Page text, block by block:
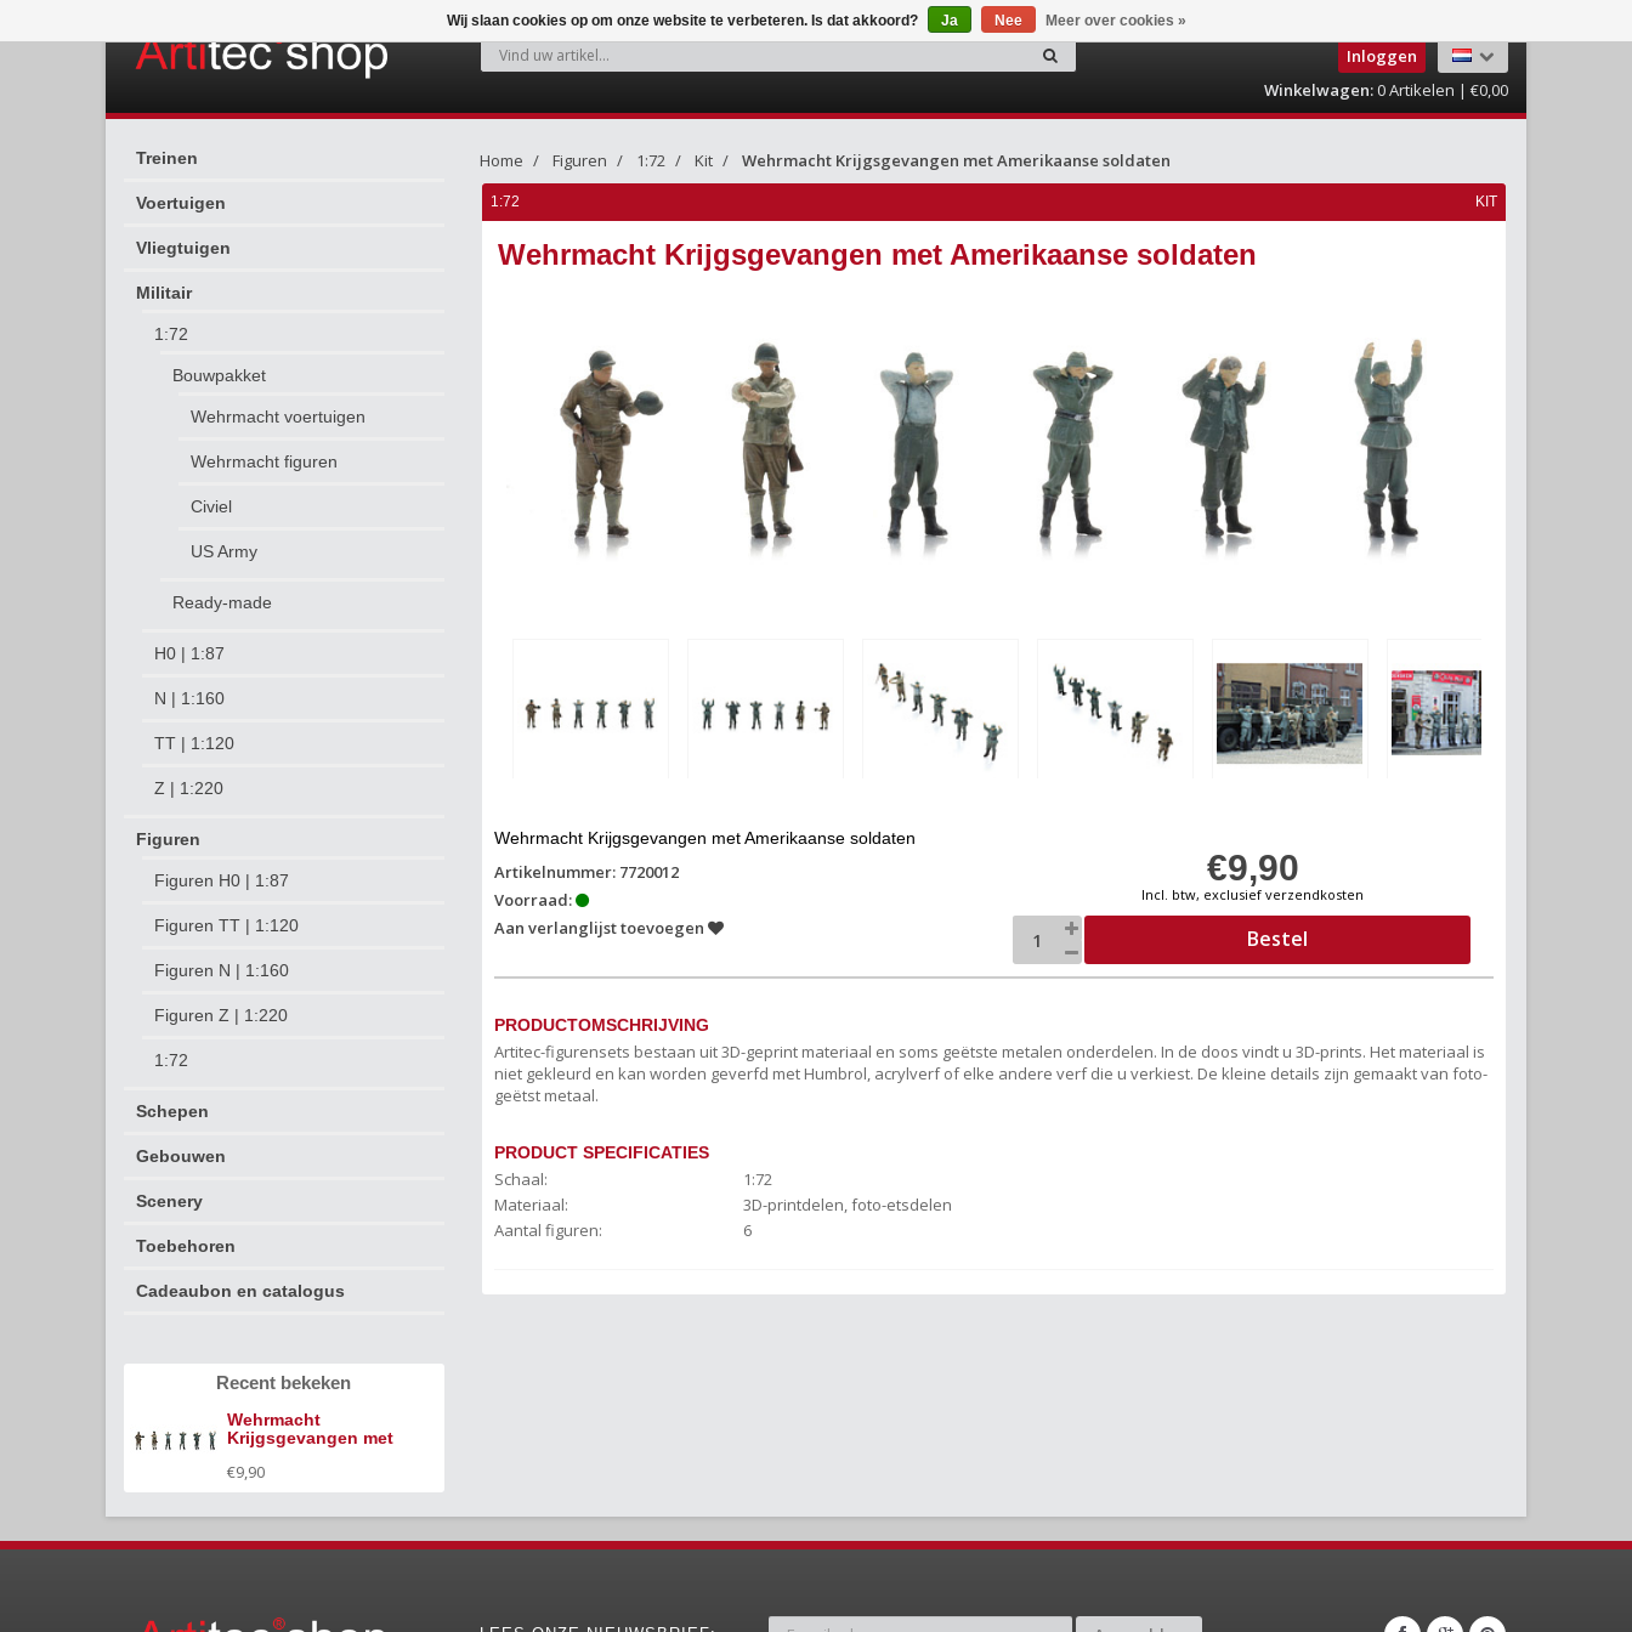
Inloggen
Winkelwagen:0Artikelen | €0,00
Treinen
Voertuigen
Vliegtuigen
Militair
1:72
Bouwpakket
Wehrmacht voertuigen
Wehrmacht figuren
Civiel
US Army
Ready-made
H0 | 1:87
N | 1:160
TT | 1:120
Z | 1:220
Figuren
Figuren H0 | 1:87
Figuren TT | 1:120
Figuren N | 1:160
Figuren Z | 1:220
1:72
Schepen
Gebouwen
Scenery
Toebehoren
Cadeaubon en catalogus
Recent bekeken
Wehrmacht
Krijgsgevangen met
€9,90
Home Figuren 1:72 Kit Wehrmacht Krijgsgevangen met Amerikaanse soldaten
1:72 KIT
Wehrmacht Krijgsgevangen met Amerikaanse soldaten
Wehrmacht Krijgsgevangen met Amerikaanse soldaten
€9,90
Incl. btw, exclusief verzendkosten
Artikelnummer: 7720012
Voorraad:
Aan verlanglijst toevoegen
Bestel
PRODUCTOMSCHRIJVING
Artitec-figurensets bestaan ​​uit 3D-geprint materiaal en soms geëtste metalen onderdelen. In de doos vindt u 3D-prints. Het materiaal is
niet gekleurd en kan worden geverfd met Humbrol, acrylverf of elke andere verf die u verkiest. De kleine details zijn gemaakt van foto-
geëtst metaal.
PRODUCT SPECIFICATIES
Schaal:
1:72
Materiaal:
3D-printdelen, foto-etsdelen
Aantal figuren:
6
Wij slaan cookies op om onze website te verbeteren. Is dat akkoord? Ja Nee Meer over cookies »